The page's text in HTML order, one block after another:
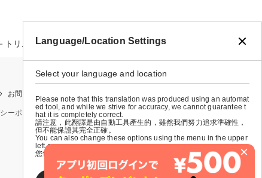
トリムTシャツ
お問い合わせ
ーポリシー 特定商取引法に基づく表示 会社概要
×
Language/Location Settings
Select your language and location
Please note that this translation was produced using an automat
ed tool, and while we strive for accuracy, we cannot guarantee t
hat it is completely correct.
請注意，此翻譯是由自動工具產生的，雖然我們努力追求準確性，
但不能保證其完全正確。
You can also change these options using the menu in the upper
left corner.
您也可以使用左上角的選單來更改這些選項。